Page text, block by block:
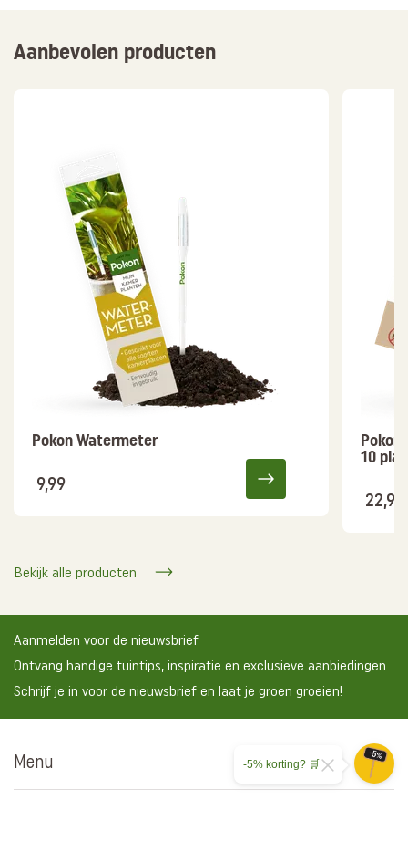
Aanbevolen producten
Pokon Watermeter
9,99
Pokon
10
22,95
Bekijk alle producten
Aanmelden voor de nieuwsbrief
Ontvang handige tuintips, inspiratie en exclusieve aanbiedingen.
Schrijf je in voor de nieuwsbrief en laat je groen groeien!
Menu -5% korting? 🛒